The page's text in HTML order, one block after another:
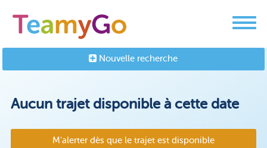
Nouvelle recherche
Aucun trajet disponible à cette date
M'alerter dès que le trajet est disponible